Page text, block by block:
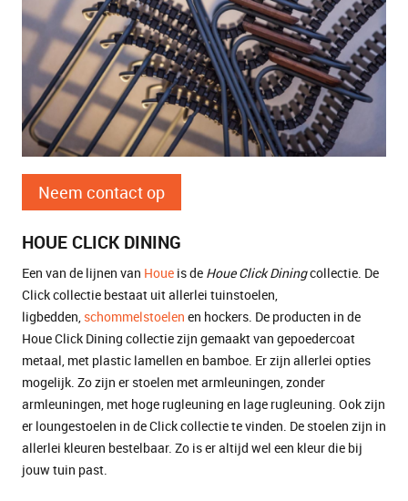
Neem contact op
HOUE CLICK DINING
Een van de lijnen van Houe is de Houe Click Diningcollectie. De
Click collectie bestaat uit allerlei tuinstoelen,
ligbedden, schommelstoelen en hockers. De producten in de
Houe Click Dining collectie zijn gemaakt van gepoedercoat
metaal, met plastic lamellen en bamboe. Er zijn allerlei opties
mogelijk. Zo zijn er stoelen met armleuningen, zonder
armleuningen, met hoge rugleuning en lage rugleuning. Ook zijn
er loungestoelen in de Click collectie te vinden. De stoelen zijn in
allerlei kleuren bestelbaar. Zo is er altijd wel een kleur die bij
jouw tuin past.